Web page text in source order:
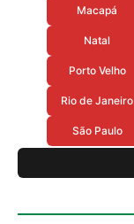
Macapá
Natal
Porto Velho
Rio de Janeiro
São Paulo